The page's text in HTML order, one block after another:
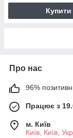
Купити
Про нас
96%
Працює з
м. Київ
Київ, Київ,